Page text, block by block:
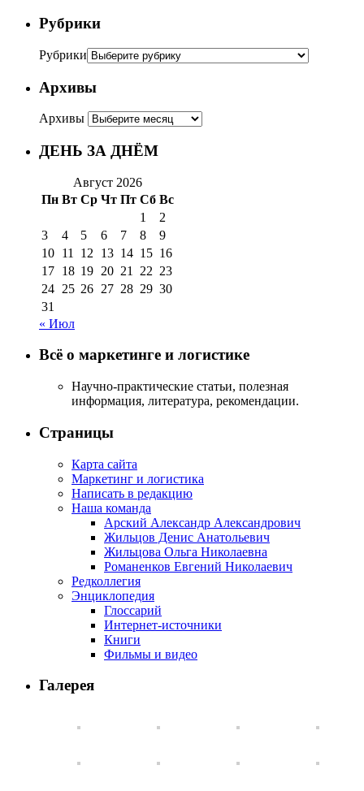
Рубрики
Рубрики
Архивы
Архивы
ДЕНЬ ЗА ДНЁМ
Август 2026
Пн Вт Ср Чт Пт Сб Вс
1
2
3
4 5 6 7 8
9
10 11 12 13 14 15 16
17 18 19 20 21 22 23
24 25 26 27 28 29 30
31
« Июл
Всё о маркетинге и логистике
Научно-практические статьи, полезная
информация, литература, рекомендации.
Страницы
Карта сайта
Маркетинг и логистика
Написать в редакцию
Наша команда
Арский Александр Александрович
Жильцов Денис Анатольевич
Жильцова Ольга Николаевна
Романенков Евгений Николаевич
Редколлегия
Энциклопедия
Глоссарий
Интернет-источники
Книги
Фильмы и видео
Галерея